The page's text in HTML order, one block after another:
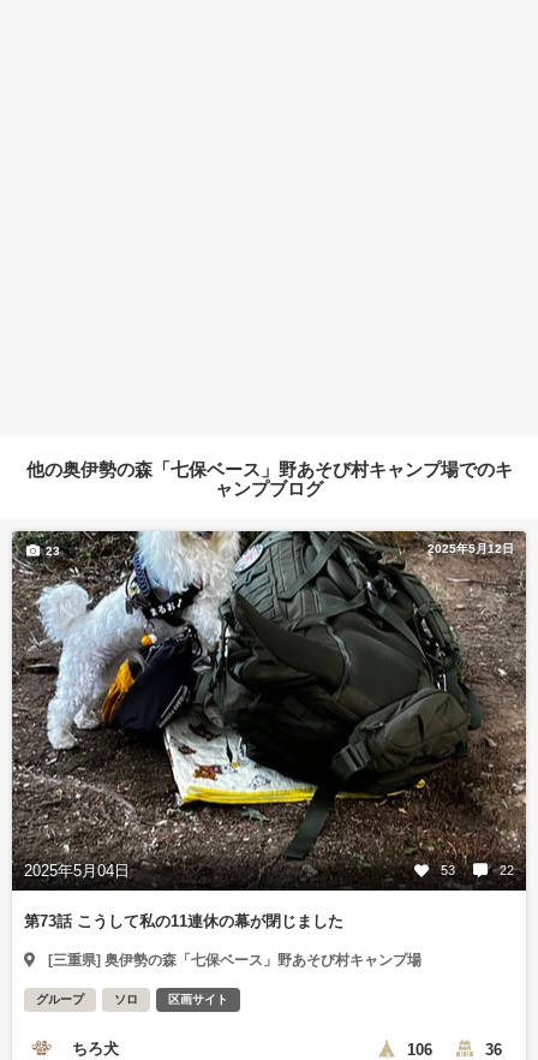
他の奥伊勢の森「七保ベース」野あそび村キャンプ場でのキ
ャンプブログ
2025年5月12日
2025年5月04日 53 22
23
第73話 こうして私の11連休の幕が閉じました
[三重県] 奥伊勢の森「七保ベース」野あそび村キャンプ場
グループ ソロ 区画サイト
ちろ犬 106 36